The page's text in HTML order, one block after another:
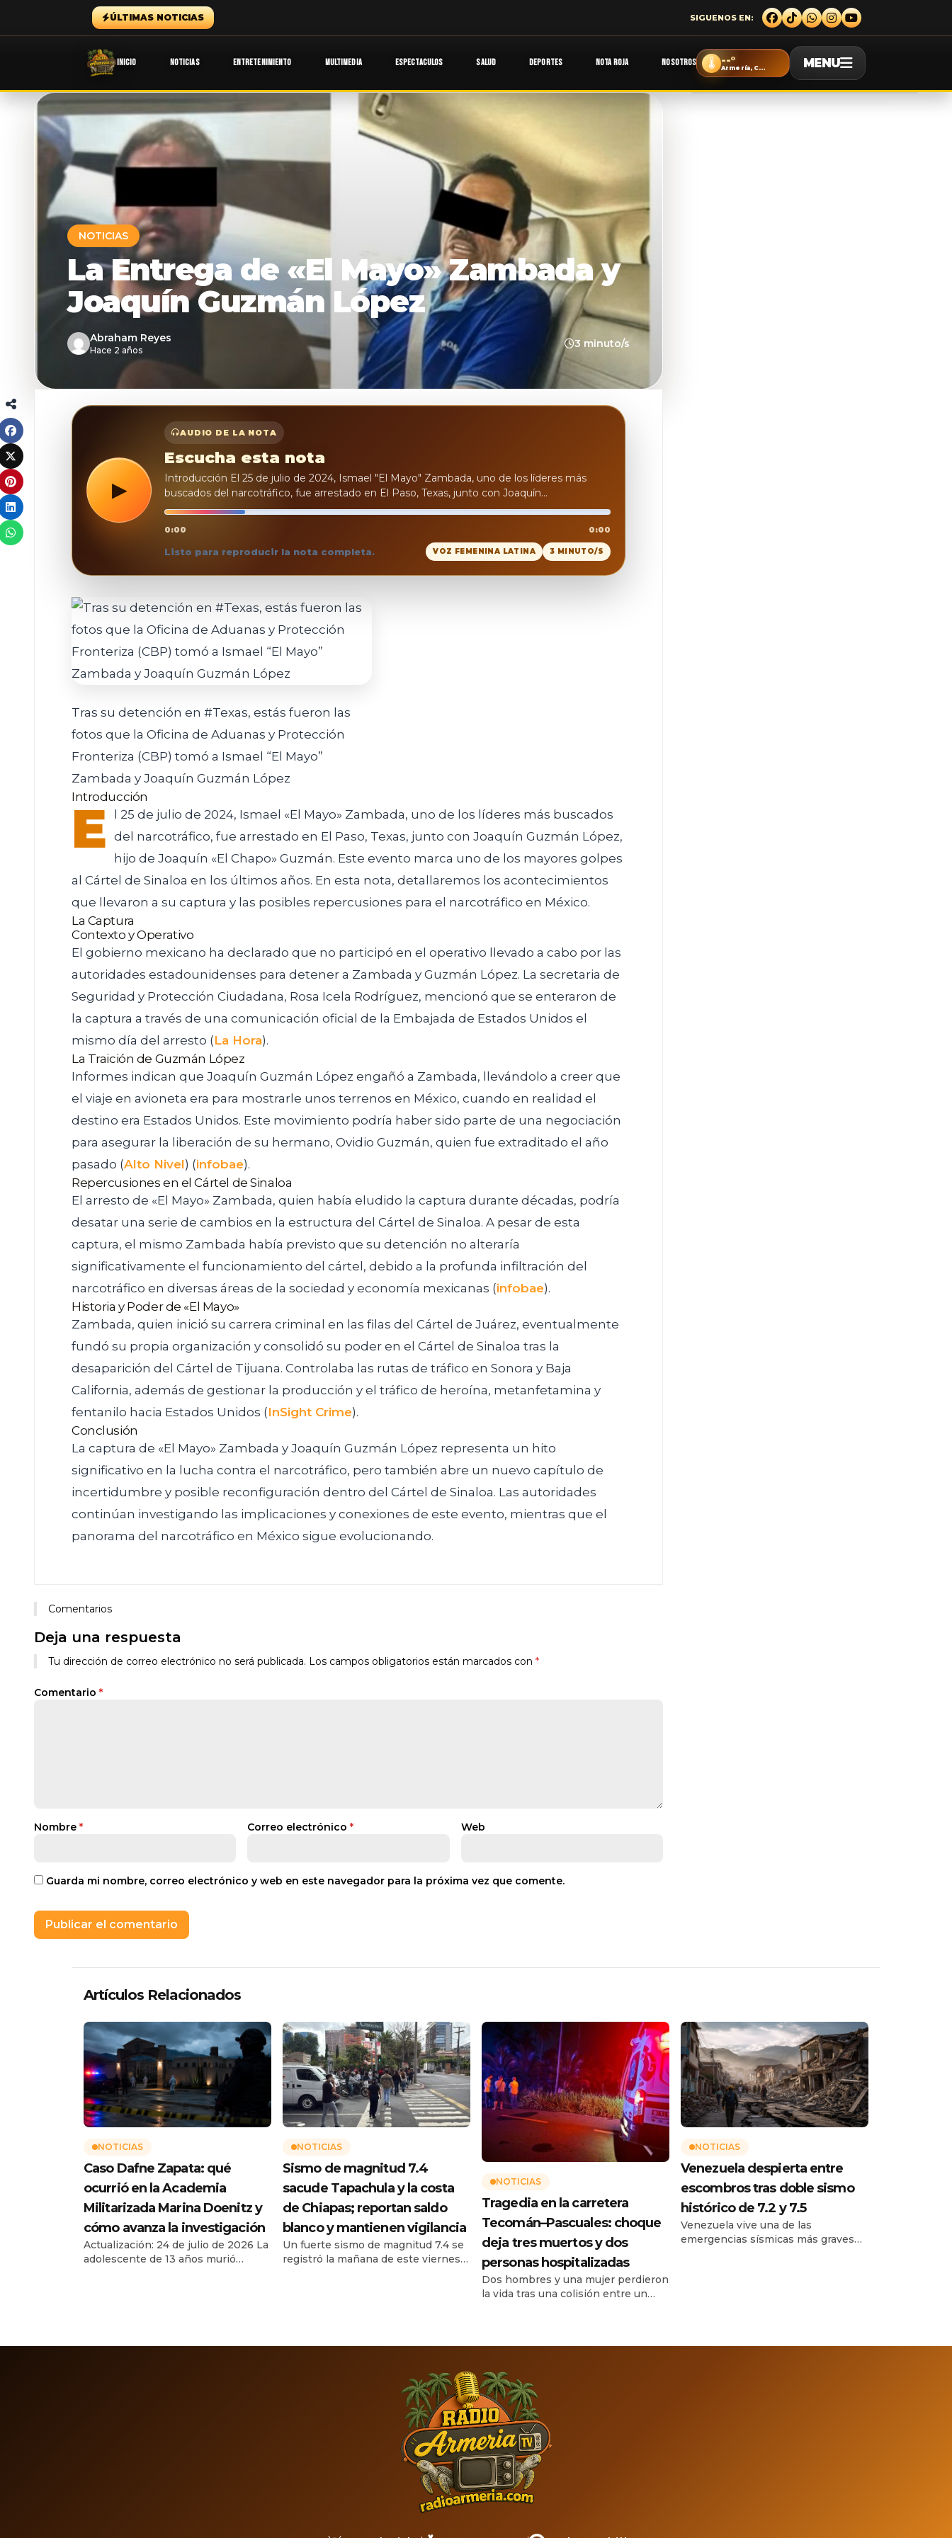
ÚLTIMAS NOTICIAS
INICIO NOTICIAS ENTRETENIMIENTO MULTIMEDIA ESPECTACULOS SALUD DEPORTES NOTA ROJA NOSOTROS 🌡️ --°
Armería, Colima MENU
NOTICIAS
La Entrega de «El Mayo» Zambada y
Joaquín Guzmán López
Abraham Reyes
Hace 2 años
3 minuto/s
▶REPRODUCIR
AUDIO DE LA NOTA
Escucha esta nota
Introducción El 25 de julio de 2024, Ismael "El Mayo" Zambada, uno de los líderes más
buscados del narcotráfico, fue arrestado en El Paso, Texas, junto con Joaquín...
0:00 0:00
Listo para reproducir la nota completa. VOZ FEMENINA LATINA 3 MINUTO/S
Tras su detención en #Texas, estás fueron las
fotos que la Oficina de Aduanas y Protección
Fronteriza (CBP) tomó a Ismael “El Mayo”
Zambada y Joaquín Guzmán López
Introducción
E
l 25 de julio de 2024, Ismael «El Mayo» Zambada, uno de los líderes más buscados
del narcotráfico, fue arrestado en El Paso, Texas, junto con Joaquín Guzmán López,
hijo de Joaquín «El Chapo» Guzmán. Este evento marca uno de los mayores golpes
al Cártel de Sinaloa en los últimos años. En esta nota, detallaremos los acontecimientos
que llevaron a su captura y las posibles repercusiones para el narcotráfico en México.
La Captura
Contexto y Operativo
El gobierno mexicano ha declarado que no participó en el operativo llevado a cabo por las
autoridades estadounidenses para detener a Zambada y Guzmán López. La secretaria de
Seguridad y Protección Ciudadana, Rosa Icela Rodríguez, mencionó que se enteraron de
la captura a través de una comunicación oficial de la Embajada de Estados Unidos el
mismo día del arresto​ (La Hora)​.
La Traición de Guzmán López
Informes indican que Joaquín Guzmán López engañó a Zambada, llevándolo a creer que
el viaje en avioneta era para mostrarle unos terrenos en México, cuando en realidad el
destino era Estados Unidos. Este movimiento podría haber sido parte de una negociación
para asegurar la liberación de su hermano, Ovidio Guzmán, quien fue extraditado el año
pasado​ (Alto Nivel) (infobae)​.
Repercusiones en el Cártel de Sinaloa
El arresto de «El Mayo» Zambada, quien había eludido la captura durante décadas, podría
desatar una serie de cambios en la estructura del Cártel de Sinaloa. A pesar de esta
captura, el mismo Zambada había previsto que su detención no alteraría
significativamente el funcionamiento del cártel, debido a la profunda infiltración del
narcotráfico en diversas áreas de la sociedad y economía mexicanas​ (infobae)​.
Historia y Poder de «El Mayo»
Zambada, quien inició su carrera criminal en las filas del Cártel de Juárez, eventualmente
fundó su propia organización y consolidó su poder en el Cártel de Sinaloa tras la
desaparición del Cártel de Tijuana. Controlaba las rutas de tráfico en Sonora y Baja
California, además de gestionar la producción y el tráfico de heroína, metanfetamina y
fentanilo hacia Estados Unidos​ (InSight Crime)​.
Conclusión
La captura de «El Mayo» Zambada y Joaquín Guzmán López representa un hito
significativo en la lucha contra el narcotráfico, pero también abre un nuevo capítulo de
incertidumbre y posible reconfiguración dentro del Cártel de Sinaloa. Las autoridades
continúan investigando las implicaciones y conexiones de este evento, mientras que el
panorama del narcotráfico en México sigue evolucionando.
Comentarios
Deja una respuesta
Tu dirección de correo electrónico no será publicada. Los campos obligatorios están marcados con *
Comentario *
Nombre * Correo electrónico* Web
Guarda mi nombre, correo electrónico y web en este navegador para la próxima vez que comente.
Artículos Relacionados
NOTICIAS
Caso Dafne Zapata: qué
ocurrió en la Academia
Militarizada Marina Doenitz y
cómo avanza la investigación
Actualización: 24 de julio de 2026 La
adolescente de 13 años murió
permanece en prisión preventiva
NOTICIAS
Sismo de magnitud 7.4
sacude Tapachula y la costa
de Chiapas; reportan saldo
blanco y mantienen vigilancia
Un fuerte sismo de magnitud 7.4 se
registró la mañana de este viernes
Soconusco. De acuerdo con el
Nacional, el movimiento ocurrió a las
NOTICIAS
Tragedia en la carretera
Tecomán–Pascuales: choque
deja tres muertos y dos
personas hospitalizadas
Dos hombres y una mujer perdieron
la vida tras una colisión entre un
trasladados a un hospital. Un grave
noche del lunes 13 de julio dejó tres
personas fallecidas y dos lesionadas
en […]
NOTICIAS
Venezuela despierta entre
escombros tras doble sismo
histórico de 7.2 y 7.5
Venezuela vive una de las
emergencias sísmicas más graves